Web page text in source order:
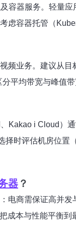
容器服务。轻量
虑容器托管（
频业务。建议从
平均带宽与峰值
Kakao i Cloud）
时评估机房位
器 ？
电商需保证高并
成本与性能平衡到